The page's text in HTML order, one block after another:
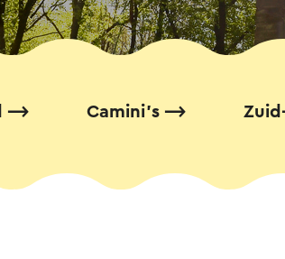
Camini's